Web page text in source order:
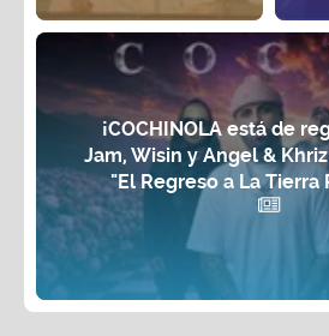
¡COCHINOLA está de
Jam, Wisin y Angel &
"El Regreso a La Tierra